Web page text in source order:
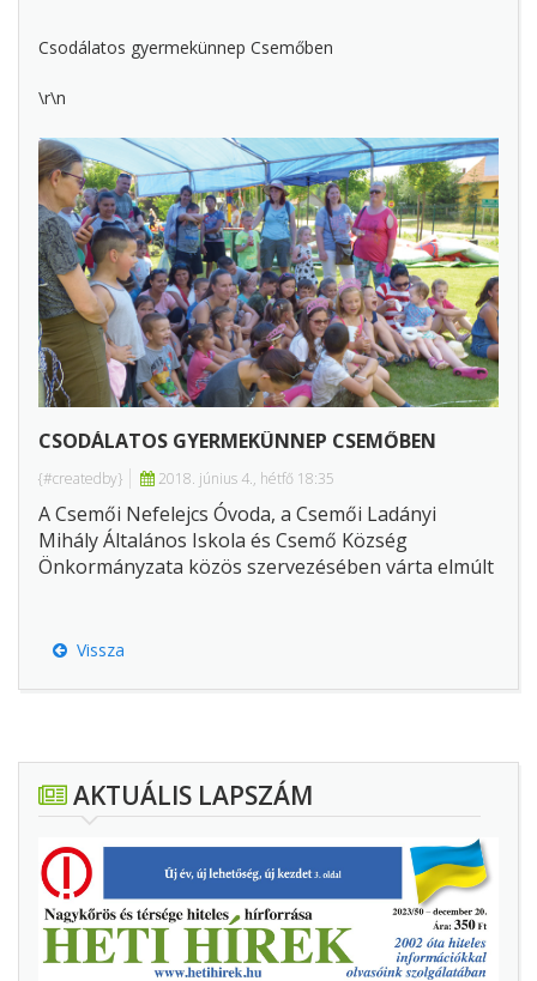
Csodálatos gyermekünnep Csemőben
\r\n
CSODÁLATOS GYERMEKÜNNEP CSEMŐBEN
{#createdby} 2018. június 4., hétfő 18:35
A Csemői Nefelejcs Óvoda, a Csemői Ladányi
Mihály Általános Iskola és Csemő Község
Önkormányzata közös szervezésében várta elmúlt
Vissza
AKTUÁLIS LAPSZÁM